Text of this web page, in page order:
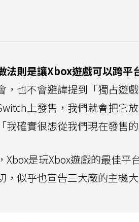
法則是讓Xbox遊戲可以跨
，也不會避諱提到「獨占遊
上發售，我們就會把它
我確實很想從我們現在發售
Xbox是玩Xbox遊戲的最佳平
，似乎也宣告三大廠的主機大